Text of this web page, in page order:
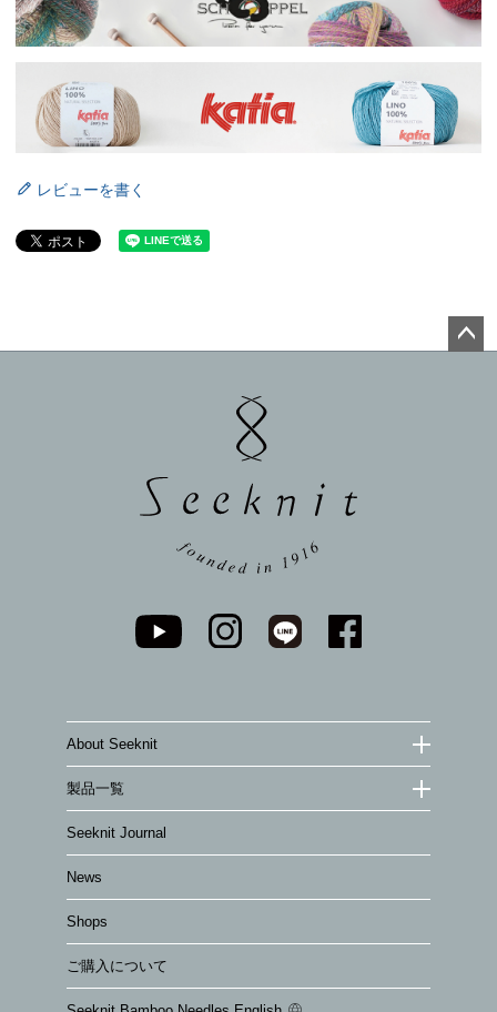
レビューを書く
About Seeknit
製品一覧
Seeknit Journal
News
Shops
ご購入について